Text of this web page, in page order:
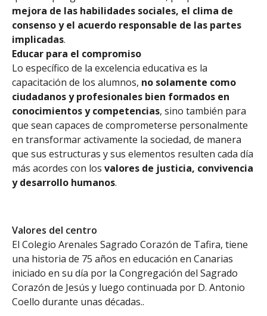
mejora de las habilidades sociales, el clima de
consenso y el acuerdo responsable de las partes
implicadas.
Educar para el compromiso
Lo específico de la excelencia educativa es la
capacitación de los alumnos, no solamente como
ciudadanos y profesionales bien formados en
conocimientos y competencias, sino también para
que sean capaces de comprometerse personalmente
en transformar activamente la sociedad, de manera
que sus estructuras y sus elementos resulten cada día
más acordes con los valores de justicia, convivencia
y desarrollo humanos.
Valores del centro
El Colegio Arenales Sagrado Corazón de Tafira, tiene
una historia de 75 años en educación en Canarias
iniciado en su día por la Congregación del Sagrado
Corazón de Jesús y luego continuada por D. Antonio
Coello durante unas décadas..